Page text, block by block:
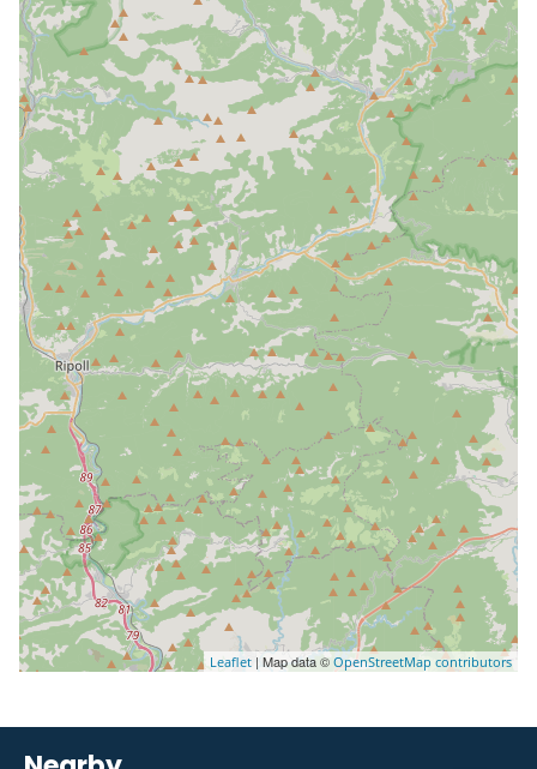
Leaflet | Map data © OpenStreetMap contributors